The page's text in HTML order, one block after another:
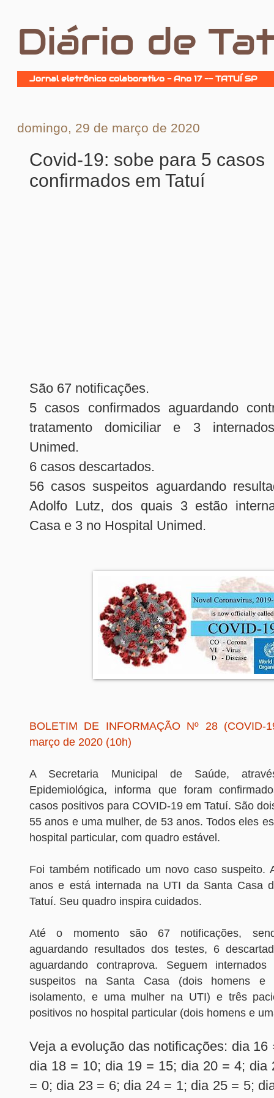
Diário de
Jornal eletrônico colaborativo - Ano 17 -- TATUÍ SP
domingo, 29 de março de 2020
Covid-19: sobe para 5 casos
confirmados em Tatuí
São 67 notificações.
5 casos confirmados aguardando
tratamento domiciliar e 3
Unimed.
6 casos descartados.
56 casos suspeitos aguardando
Adolfo Lutz, dos quais 3 estão
Casa e 3 no Hospital Unimed.
BOLETIM DE INFORMAÇÃO Nº 28
março de 2020 (10h)
A Secretaria Municipal de Saúde,
Epidemiológica, informa que foram
casos positivos para COVID-19 em Tatuí. São
55 anos e uma mulher, de 53 anos. Todos eles
hospital particular, com quadro estável.
Foi também notificado um novo caso suspeito.
anos e está internada na UTI da Santa Casa
Tatuí. Seu quadro inspira cuidados.
Até o momento são 67 notificações,
aguardando resultados dos testes, 6
aguardando contraprova. Seguem
suspeitos na Santa Casa (dois homens e
isolamento, e uma mulher na UTI) e três
positivos no hospital particular (dois homens e
Veja a evolução das notificações: dia 16
dia 18 = 10; dia 19 = 15; dia 20 = 4; dia
= 0; dia 23 = 6; dia 24 = 1; dia 25 = 5;